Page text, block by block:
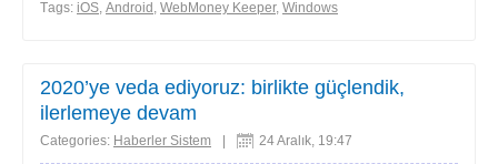
Тags: iOS, Android , WebMoney Keeper, Windows
2020’ye veda ediyoruz: birlikte güçlendik,
ilerlemeye devam
Categories: Haberler Sistem 24 Aralık, 19:47